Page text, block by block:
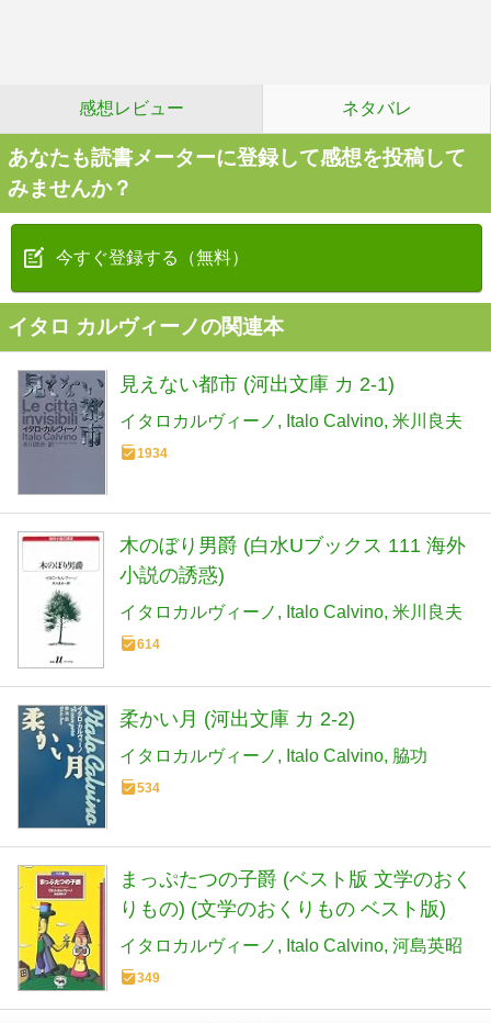
感想レビュー ネタバレ
あなたも読書メーターに登録して感想を投稿して
みませんか？
今すぐ登録する（無料）
イタロ カルヴィーノの関連本
見えない都市 (河出文庫 カ 2-1)
イタロカルヴィーノ Italo Calvino 米川良夫
1934
木のぼり男爵 (白水Uブックス 111 海外
小説の誘惑)
イタロカルヴィーノ Italo Calvino 米川良夫
614
柔かい月 (河出文庫 カ 2-2)
イタロカルヴィーノ Italo Calvino 脇功
534
まっぷたつの子爵 (ベスト版 文学のおく
りもの) (文学のおくりもの ベスト版)
イタロカルヴィーノ Italo Calvino 河島英昭
349